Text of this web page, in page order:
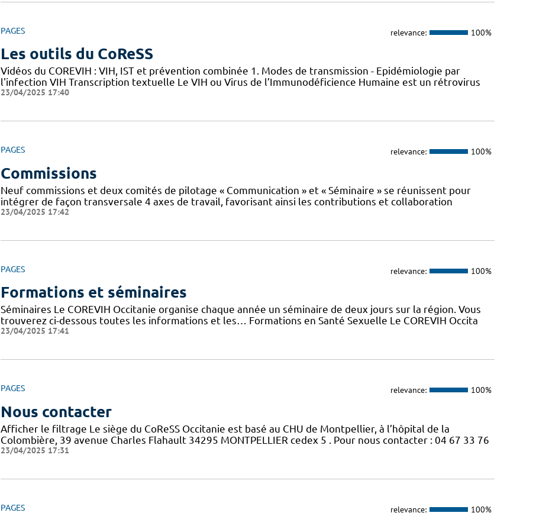
PAGES relevance: 100%
Les outils du CoReSS
Vidéos du COREVIH : VIH, IST et prévention combinée 1. Modes de transmission - Epidémiologie par
l'infection VIH Transcription textuelle Le VIH ou Virus de l’Immunodéficience Humaine est un rétrovirus
23/04/2025 17:40
PAGES relevance: 100%
Commissions
Neuf commissions et deux comités de pilotage « Communication » et « Séminaire » se réunissent pour
intégrer de façon transversale 4 axes de travail, favorisant ainsi les contributions et collaboration
23/04/2025 17:42
PAGES relevance: 100%
Formations et séminaires
Séminaires Le COREVIH Occitanie organise chaque année un séminaire de deux jours sur la région. Vous
trouverez ci-dessous toutes les informations et les… Formations en Santé Sexuelle Le COREVIH Occita
23/04/2025 17:41
PAGES relevance: 100%
Nous contacter
Afficher le filtrage Le siège du CoReSS Occitanie est basé au CHU de Montpellier, à l’hôpital de la
Colombière, 39 avenue Charles Flahault 34295 MONTPELLIER cedex 5 . Pour nous contacter : 04 67 33 76
23/04/2025 17:31
PAGES relevance: 100%